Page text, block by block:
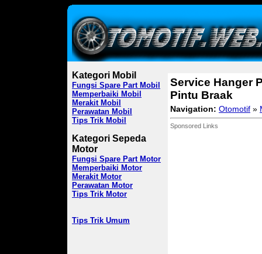
Kategori Mobil
Fungsi Spare Part Mobil
Memperbaiki Mobil
Merakit Mobil
Perawatan Mobil
Tips Trik Mobil
Kategori Sepeda
Motor
Fungsi Spare Part Motor
Memperbaiki Motor
Merakit Motor
Perawatan Motor
Tips Trik Motor
Tips Trik Umum
Service Hanger
Pintu Braak
Navigation: Otomotif »
Sponsored Links